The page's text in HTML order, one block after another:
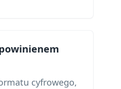
cyfrowego,